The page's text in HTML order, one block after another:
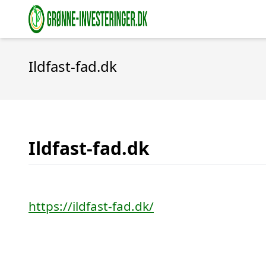
Ildfast-fad.dk
Ildfast-fad.dk
https://ildfast-fad.dk/